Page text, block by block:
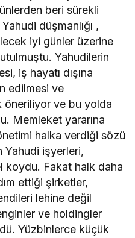
beri sürekli
düşmanlığı ,
iyi günler üzerine
Yahudilerin
iş hayatı dışına
edilmesi ve
öneriliyor ve bu yolda
Memleket yararına
halka verdiği sözü
işyerleri,
koydu. Fakat halk daha
ettiği şirketler,
lehine değil
ve holdingler
Yüzbinlerce küçük